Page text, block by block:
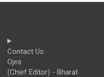
Contact Us:
Ojes
(Chief Editor) - Bharat